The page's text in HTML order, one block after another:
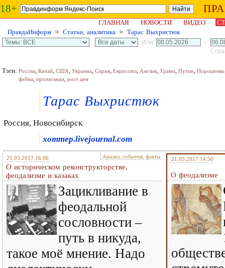
18+
ГЛАВНАЯ НОВОСТИ ВИДЕО
ПравдаИнформ ≈ Статьи, аналитика ≈ Тарас Выхристюк
Или:
–
Тэги: Россия, Китай, США, Украина, Сирия, Евросоюз, Англия, Трамп, Путин, Порошенко
фейки, пропаганда, рост цен
Тарас Выхристюк
Россия, Новосибирск
xommep.livejournal.com
21.03.2017 16:06 Анализ, события, факты
О историческом реконструкторстве,
феодализме и казаках
Зацикливание в
феодальной
сословности –
путь в никуда,
такое моё мнение. Надо
21.03.2017 14:50
О феодализме